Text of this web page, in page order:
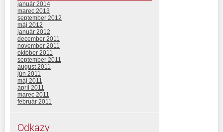
január 2014
marec 2013
september 2012
máj 2012
január 2012
december 2011
november 2011
október 2011
september 2011
august 2011
jún 2011
máj 2011
apríl 2011
marec 2011
február 2011
Odkazy